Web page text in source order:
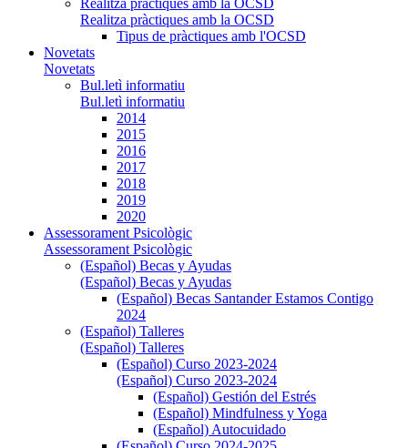
Realitza pràctiques amb la OCSD
Tipus de pràctiques amb l'OCSD
Novetats
Novetats
Bul.letì informatiu
Bul.letì informatiu
2014
2015
2016
2017
2018
2019
2020
Assessorament Psicològic
Assessorament Psicològic
(Español) Becas y Ayudas
(Español) Becas y Ayudas
(Español) Becas Santander Estamos Contigo
2024
(Español) Talleres
(Español) Talleres
(Español) Curso 2023-2024
(Español) Curso 2023-2024
(Español) Gestión del Estrés
(Español) Mindfulness y Yoga
(Español) Autocuidado